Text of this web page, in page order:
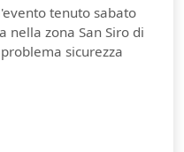
tenuto sabato
nella zona San Siro di
sicurezza